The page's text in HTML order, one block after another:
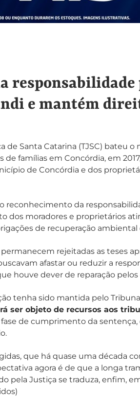
e mantém
de Santa Catarina (TJSC) bateu
de famílias em Concórdia, em
de Concórdia e dos
reconhecimento da
dos moradores e proprietários
de recuperação
rejeitadas as teses
afastar ou reduzir a
houve dever de reparação pelos
tenha sido mantida pelo
ser objeto de recursos aos
de cumprimento da
que há quase uma década
agora é de que a longa
pela Justiça se traduza, enfim,